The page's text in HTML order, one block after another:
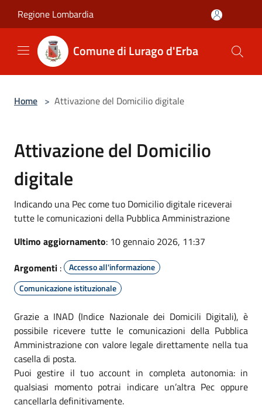
Regione Lombardia
Comune di Lurago d'Erba
Home > Attivazione del Domicilio digitale
Attivazione del Domicilio
digitale
Indicando una Pec come tuo Domicilio digitale riceverai
tutte le comunicazioni della Pubblica Amministrazione
Ultimo aggiornamento: 10 gennaio 2026, 11:37
Argomenti :
Accesso all'informazione
Comunicazione istituzionale
Grazie a INAD (Indice Nazionale dei Domicili Digitali), è
possibile ricevere tutte le comunicazioni della Pubblica
Amministrazione con valore legale direttamente nella tua
casella di posta.
Puoi gestire il tuo account in completa autonomia: in
qualsiasi momento potrai indicare un’altra Pec oppure
cancellarla definitivamente.